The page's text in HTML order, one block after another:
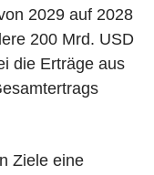
2029 auf 2028
200 Mrd. USD
die Erträge aus
Ziele eine